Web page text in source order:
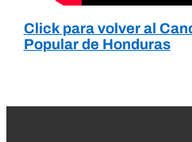
Click para volver al
Popular de Honduras